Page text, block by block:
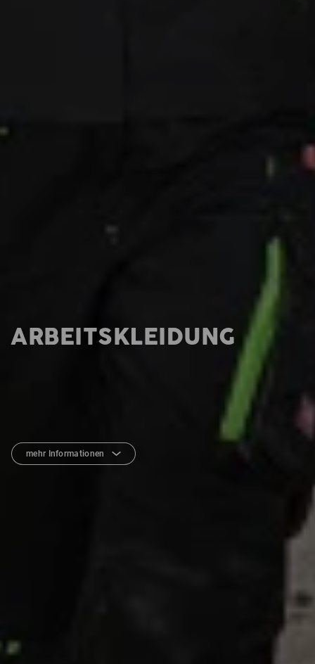
ARBEITSKLEIDUNG
mehr Informationen